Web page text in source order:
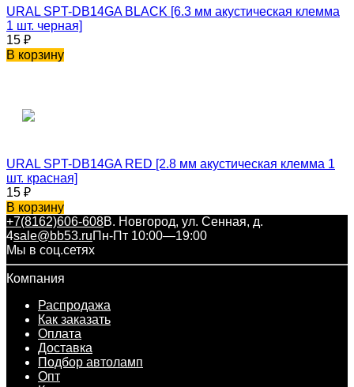
URAL SPT-DB14GA BLACK [6.3 мм акустическая клемма
1 шт. черная]
15 ₽
В корзину
URAL SPT-DB14GA RED [2.8 мм акустическая клемма 1
шт. красная]
15 ₽
В корзину
+7(8162)606-608В. Новгород, ул. Сенная, д.
4sale@bb53.ruПн-Пт 10:00—19:00
Мы в соц.сетях
Компания
Распродажа
Как заказать
Оплата
Доставка
Подбор автоламп
Опт